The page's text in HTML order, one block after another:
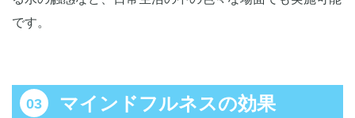
です。
マインドフルネスの効果